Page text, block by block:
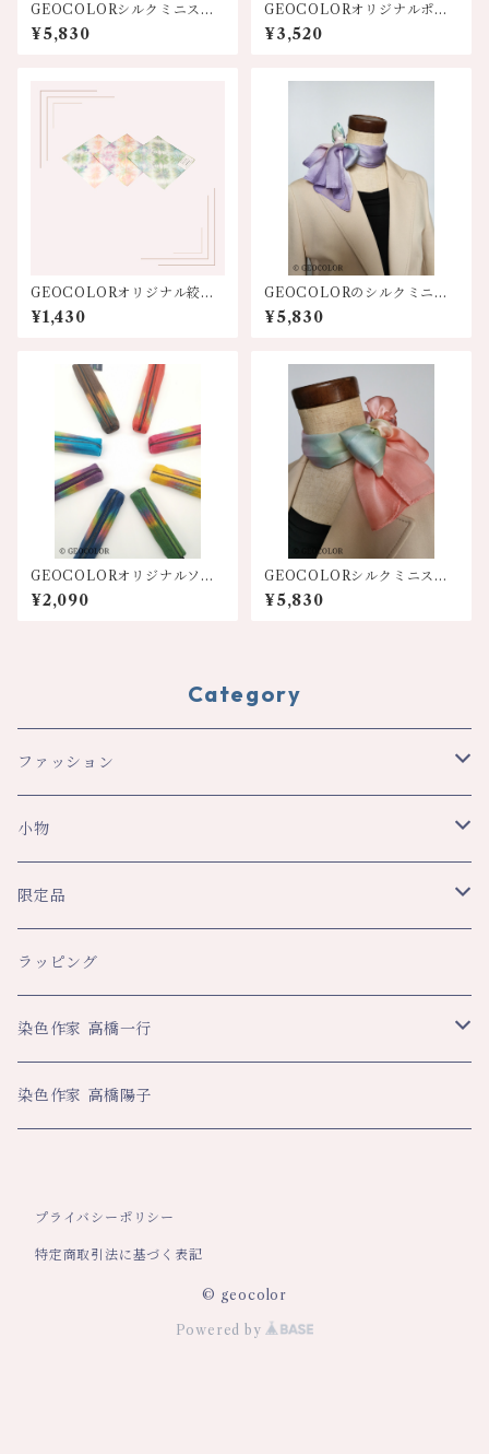
GEOCOLORシルクミニスカ
ーフ【エメグリ系】人気
色！！
¥5,830
GEOCOLORオリジナルポー
チ【各色】
¥3,520
GEOCOLORオリジナル絞り
染めハンカチ【淡色系】
¥1,430
GEOCOLORのシルクミニス
カーフ【パープル系】
¥5,830
GEOCOLORオリジナルソフ
トペンケース【各色】
¥2,090
GEOCOLORシルクミニスカ
ーフ【オレンジ系】
¥5,830
Category
ファッション
スカーフ・ショール
ショール
スカーフ
レディース
トップス
スカート・パンツ
メンズ
ネクタイ
マフラー・ストール
小物
文具
ペンケース
ブックカバー
生活
ハンカチ
大判ハンカチ
巾着
ビジネス
名刺入れ
ネックストラップ
その他
限定品
八幡平ドラゴンアイ関連
ハンカチ
スカーフ
数量限定企画品
平舘高校共同企画品
ラッピング
染色作家 高橋一行
アートクロス
染色作家 高橋陽子
プライバシーポリシー
特定商取引法に基づく表記
© geocolor
Powered by